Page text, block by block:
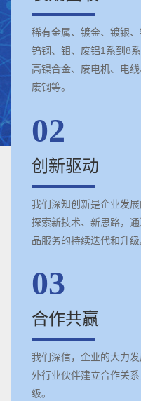
稀有金属、镀金、镀银
钨钢、钼、废铝1系到8
高镍合金、废电机、电
废钢等。
02
创新驱动
我们深知创新是企业发
探索新技术、新思路，
品服务的持续迭代和升级
03
合作共赢
我们深信，企业的大力
外行业伙伴建立合作关
级。